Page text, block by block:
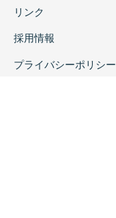
リンク
採用情報
プライバシーポリシー